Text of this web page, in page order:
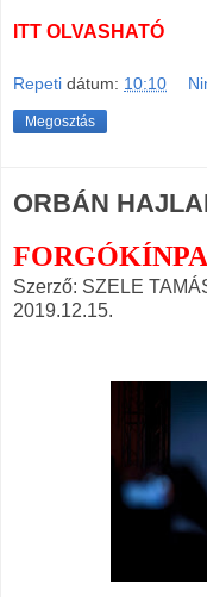
ITT OLVASHATÓ
Repeti dátum: 10:10
Megosztás
ORBÁN
Szerző: SZELE
2019.12.15.